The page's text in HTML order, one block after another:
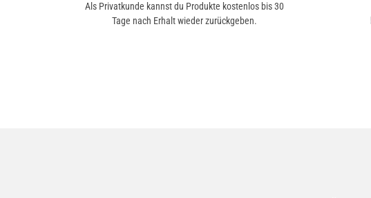
Als Privatkunde kannst du Produkte kostenlos bis 30
Tage nach Erhalt wieder zurückgeben.